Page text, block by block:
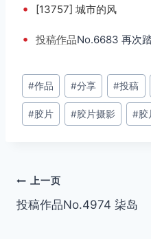
• [13757] 城市的风
• 投稿作品No.6683 再次
文
章
标
#作品 #分享 #投稿
#胶片 #胶片摄影 #胶
文
章
上一页
投稿作品No.4974 柒岛